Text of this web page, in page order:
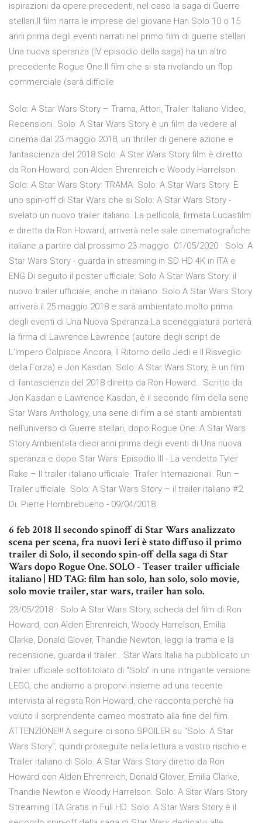
ispirazioni da opere precedenti, nel caso la saga di Guerre
stellari.Il film narra le imprese del giovane Han Solo 10 o 15
anni prima degli eventi narrati nel primo film di guerre stellari
Una nuova speranza (IV episodio della saga) ha un altro
precedente Rogue One.Il film che si sta rivelando un flop
commerciale (sarà difficile
Solo: A Star Wars Story – Trama, Attori, Trailer Italiano Video,
Recensioni. Solo: A Star Wars Story è un film da vedere al
cinema dal 23 maggio 2018, un thriller di genere azione e
fantascienza del 2018.Solo: A Star Wars Story film è diretto
da Ron Howard, con Alden Ehrenreich e Woody Harrelson..
Solo: A Star Wars Story: TRAMA. Solo: A Star Wars Story: È
uno spin-off di Star Wars che si Solo: A Star Wars Story -
svelato un nuovo trailer italiano. La pellicola, firmata Lucasfilm
e diretta da Ron Howard, arriverà nelle sale cinematografiche
italiane a partire dal prossimo 23 maggio. 01/05/2020 · Solo: A
Star Wars Story - guarda in streaming in SD HD 4K in ITA e
ENG Di seguito il poster ufficiale: Solo A Star Wars Story: il
nuovo trailer ufficiale, anche in italiano. Solo A Star Wars Story
arriverà il 25 maggio 2018 e sarà ambientato molto prima
degli eventi di Una Nuova Speranza.La sceneggiatura porterà
la firma di Lawrence Lawrence (autore degli script de
L’Impero Colpisce Ancora, Il Ritorno dello Jedi e Il Risveglio
della Forza) e Jon Kasdan. Solo: A Star Wars Story, è un film
di fantascienza del 2018 diretto da Ron Howard.. Scritto da
Jon Kasdan e Lawrence Kasdan, è il secondo film della serie
Star Wars Anthology, una serie di film a sé stanti ambientati
nell'universo di Guerre stellari, dopo Rogue One: A Star Wars
Story.Ambientata dieci anni prima degli eventi di Una nuova
speranza e dopo Star Wars: Episodio III - La vendetta Tyler
Rake – Il trailer italiano ufficiale. Trailer Internazionali. Run –
Trailer ufficiale. Solo: A Star Wars Story – il trailer italiano #2.
Di. Pierre Hombrebueno - 09/04/2018
6 feb 2018 Il secondo spinoff di Star Wars analizzato
scena per scena, fra nuovi Ieri è stato diffuso il primo
trailer di Solo, il secondo spin-off della saga di Star
Wars dopo Rogue One. SOLO - Teaser trailer ufficiale
italiano | HD TAG: film han solo, han solo, solo movie,
solo movie trailer, star wars, trailer han solo.
23/05/2018 · Solo A Star Wars Story, scheda del film di Ron
Howard, con Alden Ehrenreich, Woody Harrelson, Emilia
Clarke, Donald Glover, Thandie Newton, leggi la trama e la
recensione, guarda il trailer… Star Wars Italia ha pubblicato un
trailer ufficiale sottotitolato di "Solo" in una intrigante versione
LEGO, che andiamo a proporvi insieme ad una recente
intervista al regista Ron Howard, che racconta perchè ha
voluto il sorprendente cameo mostrato alla fine del film..
ATTENZIONE!!! A seguire ci sono SPOILER su "Solo: A Star
Wars Story", quindi proseguite nella lettura a vostro rischio e
Trailer italiano di Solo: A Star Wars Story diretto da Ron
Howard con Alden Ehrenreich, Donald Glover, Emilia Clarke,
Thandie Newton e Woody Harrelson. Solo: A Star Wars Story
Streaming ITA Gratis in Full HD. Solo: A Star Wars Story è il